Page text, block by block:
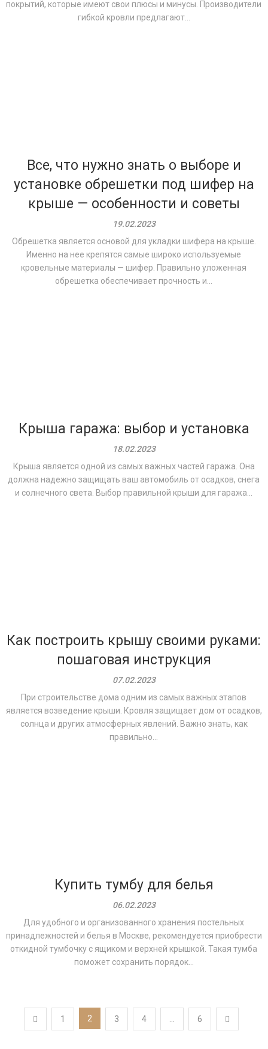
покрытий, которые имеют свои плюсы и минусы. Производители
гибкой кровли предлагают...
Все, что нужно знать о выборе и
установке обрешетки под шифер на
крыше — особенности и советы
19.02.2023
Обрешетка является основой для укладки шифера на крыше.
Именно на нее крепятся самые широко используемые
кровельные материалы — шифер. Правильно уложенная
обрешетка обеспечивает прочность и...
Крыша гаража: выбор и установка
18.02.2023
Крыша является одной из самых важных частей гаража. Она
должна надежно защищать ваш автомобиль от осадков, снега
и солнечного света. Выбор правильной крыши для гаража...
Как построить крышу своими руками:
пошаговая инструкция
07.02.2023
При строительстве дома одним из самых важных этапов
является возведение крыши. Кровля защищает дом от осадков,
солнца и других атмосферных явлений. Важно знать, как
правильно...
Купить тумбу для белья
06.02.2023
Для удобного и организованного хранения постельных
принадлежностей и белья в Москве, рекомендуется приобрести
откидной тумбочку с ящиком и верхней крышкой. Такая тумба
поможет сохранить порядок...
Пагинация
1 2 3 4 6